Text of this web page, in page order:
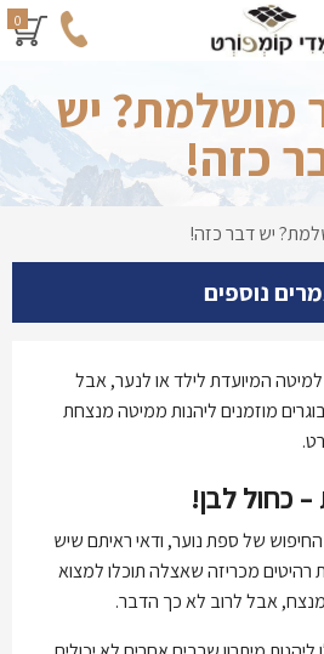
0
מושלמת? יש
כזה!
יש דבר כזה!
נוספים
למיטה המיועדת לילד או לנער, אבל
מוזמנים ליהנות ממיטה מנצחת
כחול לבן!
של ספת נוער, ודאי ראיתם שיש
רהיטים מכריזה שאצלה תוכלו למצוא
אבל לרוב לא כך הדבר.